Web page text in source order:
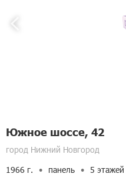
Южное шоссе, 42
город Нижний Новгород
1966 г.
панель
5 этажей